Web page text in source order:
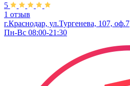
5
1 отзыв
г.Краснодар, ул.Тургенева, 107, оф.7
Пн-Вс 08:00-21:30